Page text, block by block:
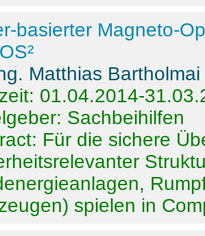
basierter Magneto-
Matthias Bartholmai
01.04.2014-
Sachbeihilfen
Für die sichere
spielen in